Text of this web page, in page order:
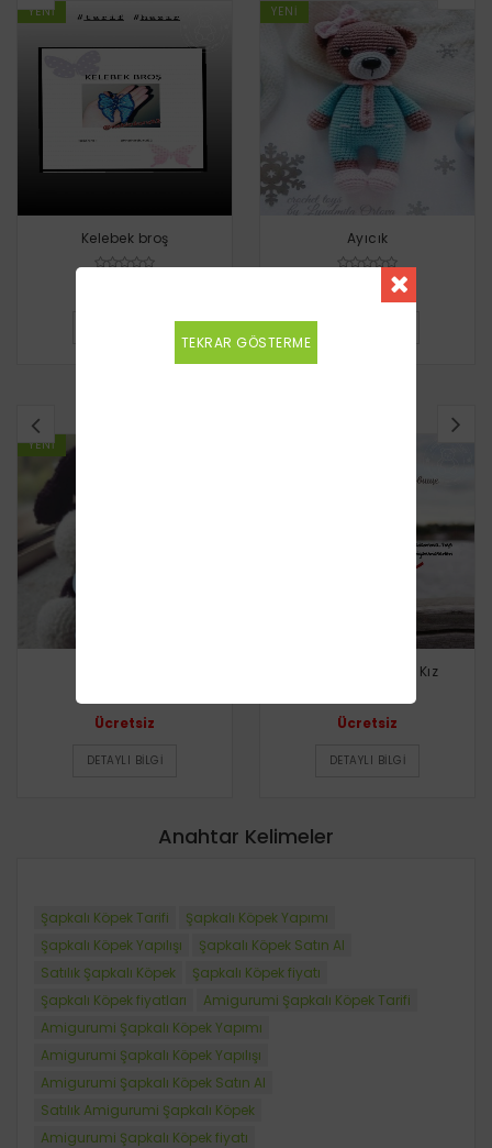
YENI
Kelebek broş
YENI
Ayıcık
Ücretsiz
YENI
Ücretsiz
DETAYLI BILGI
Şapkalı Kurbağa Kız
Ücretsiz
DETAYLI BILGI
Anahtar Kelimeler
Şapkalı Köpek Tarifi
Şapkalı Köpek Yapımı
Şapkalı Köpek Yapılışı
Şapkalı Köpek Satın Al
Satılık Şapkalı Köpek
Şapkalı Köpek fiyatı
Şapkalı Köpek fiyatları
Amigurumi Şapkalı Köpek Tarifi
Amigurumi Şapkalı Köpek Yapımı
Amigurumi Şapkalı Köpek Yapılışı
Amigurumi Şapkalı Köpek Satın Al
Satılık Amigurumi Şapkalı Köpek
Amigurumi Şapkalı Köpek fiyatı
TEKRAR GÖSTERME